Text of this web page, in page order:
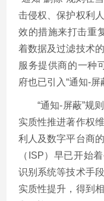
击侵权、保护权利
效的措施来打击重
着数据及过滤技术
服务提供商的一种
府也已引入“通知-屏
“通知-屏蔽”规
实质性推进著作权
利人及数字平台商
（ ISP）早已开始
识别系统等技术手
实质性提升，得到